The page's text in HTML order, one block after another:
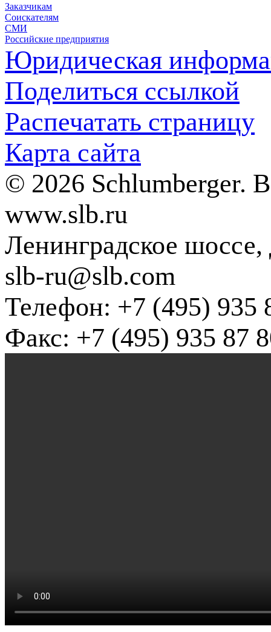
Заказчикам
Соискателям
СМИ
Российские предприятия
Юридическая
Поделиться ссылкой
Распечатать страницу
Карта сайта
© 2026 Schlumberger.
www.slb.ru
Ленинградское
slb-ru@slb.com
Телефон: +7 (495) 935
Факс: +7 (495) 935 87